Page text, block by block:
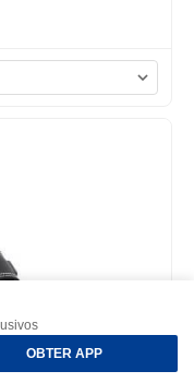
OBTER APP